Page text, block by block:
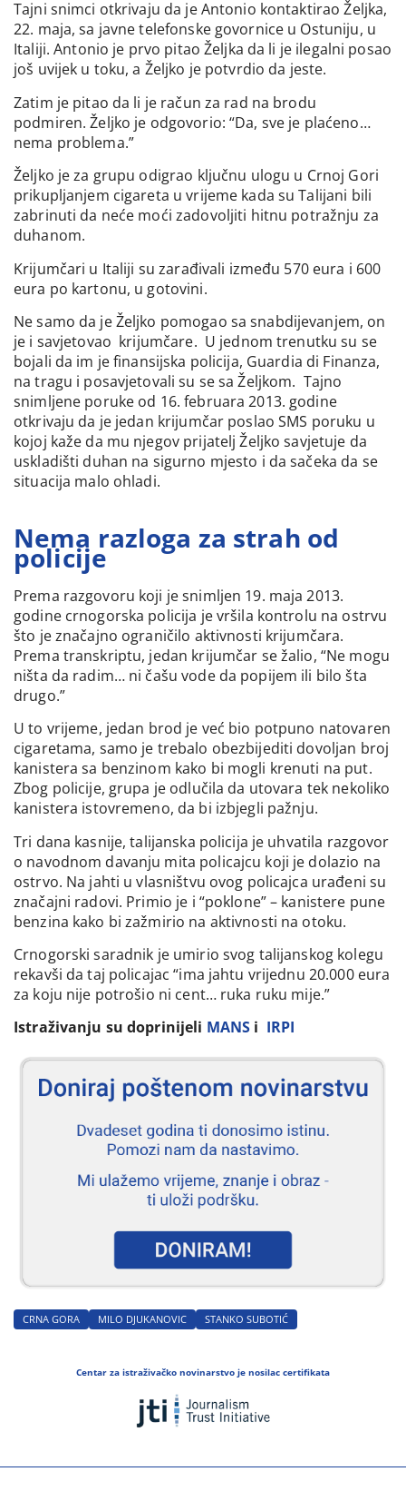
Tajni snimci otkrivaju da je Antonio kontaktirao Željka,
22. maja, sa javne telefonske govornice u Ostuniju, u
Italiji. Antonio je prvo pitao Željka da li je ilegalni posao
još uvijek u toku, a Željko je potvrdio da jeste.
Zatim je pitao da li je račun za rad na brodu
podmiren. Željko je odgovorio: “Da, sve je plaćeno…
nema problema.”
Željko je za grupu odigrao ključnu ulogu u Crnoj Gori
prikupljanjem cigareta u vrijeme kada su Talijani bili
zabrinuti da neće moći zadovoljiti hitnu potražnju za
duhanom.
Krijumčari u Italiji su zarađivali između 570 eura i 600
eura po kartonu, u gotovini.
Ne samo da je Željko pomogao sa snabdijevanjem, on
je i savjetovao krijumčare. U jednom trenutku su se
bojali da im je finansijska policija, Guardia di Finanza,
na tragu i posavjetovali su se sa Željkom. Tajno
snimljene poruke od 16. februara 2013. godine
otkrivaju da je jedan krijumčar poslao SMS poruku u
kojoj kaže da mu njegov prijatelj Željko savjetuje da
uskladišti duhan na sigurno mjesto i da sačeka da se
situacija malo ohladi.
Nema razloga za strah od
policije
Prema razgovoru koji je snimljen 19. maja 2013.
godine crnogorska policija je vršila kontrolu na ostrvu
što je značajno ograničilo aktivnosti krijumčara.
Prema transkriptu, jedan krijumčar se žalio, “Ne mogu
ništa da radim… ni čašu vode da popijem ili bilo šta
drugo.”
U to vrijeme, jedan brod je već bio potpuno natovaren
cigaretama, samo je trebalo obezbijediti dovoljan broj
kanistera sa benzinom kako bi mogli krenuti na put.
Zbog policije, grupa je odlučila da utovara tek nekoliko
kanistera istovremeno, da bi izbjegli pažnju.
Tri dana kasnije, talijanska policija je uhvatila razgovor
o navodnom davanju mita policajcu koji je dolazio na
ostrvo. Na jahti u vlasništvu ovog policajca urađeni su
značajni radovi. Primio je i “poklone” – kanistere pune
benzina kako bi zažmirio na aktivnosti na otoku.
Crnogorski saradnik je umirio svog talijanskog kolegu
rekavši da taj policajac “ima jahtu vrijednu 20.000 eura
za koju nije potrošio ni cent… ruka ruku mije.”
Istraživanju su doprinijeli MANS i IRPI
CRNA GORA MILO DJUKANOVIC STANKO SUBOTIĆ
Centar za istraživačko novinarstvo je nosilac certifikata